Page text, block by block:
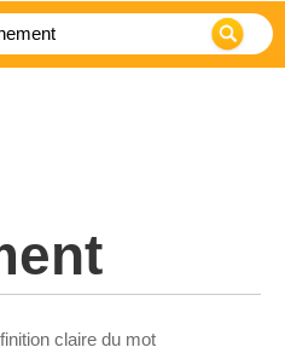
claire du mot